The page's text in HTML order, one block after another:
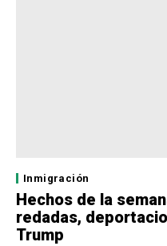
Inmigración
Hechos de la
redadas,
Trump